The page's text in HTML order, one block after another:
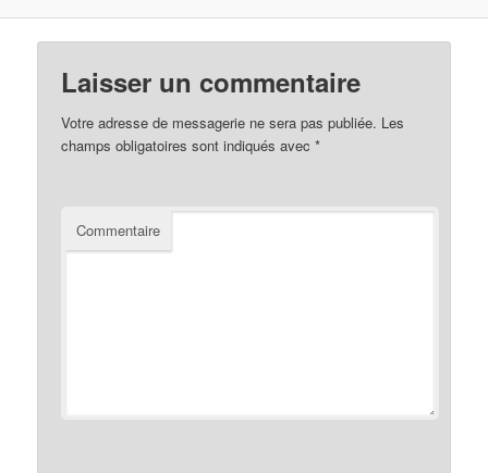
Laisser un commentaire
Votre adresse de messagerie ne sera pas publiée. Les
champs obligatoires sont indiqués avec*
Commentaire